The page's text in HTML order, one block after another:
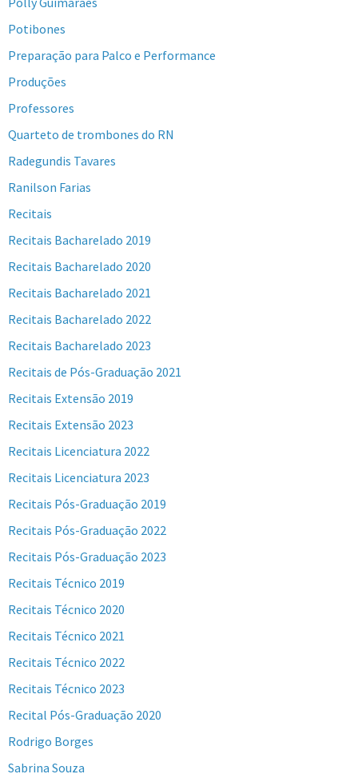
Potibones
Preparação para Palco e Performance
Produções
Professores
Quarteto de trombones do RN
Radegundis Tavares
Ranilson Farias
Recitais
Recitais Bacharelado 2019
Recitais Bacharelado 2020
Recitais Bacharelado 2021
Recitais Bacharelado 2022
Recitais Bacharelado 2023
Recitais de Pós-Graduação 2021
Recitais Extensão 2019
Recitais Extensão 2023
Recitais Licenciatura 2022
Recitais Licenciatura 2023
Recitais Pós-Graduação 2019
Recitais Pós-Graduação 2022
Recitais Pós-Graduação 2023
Recitais Técnico 2019
Recitais Técnico 2020
Recitais Técnico 2021
Recitais Técnico 2022
Recitais Técnico 2023
Recital Pós-Graduação 2020
Rodrigo Borges
Sabrina Souza